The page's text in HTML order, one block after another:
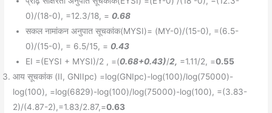
0)/(18-0), =12.3/18, = 0.68
सकल नामांकन अनुपात सूचकांक(MYSI)= (MY-0)/(15-0), =(6.5-
0)/(15-0), = 6.5/15, = 0.43
EI =(EYSI + MYSI)/2 , =(0.68+0.43)/2, =1.11/2, =0.55
आय सूचकांक (II, GNIIpc) =log(GNIpc)-log(100)/log(75000)-
log(100), =log(6829)-log(100)/log(75000)-log(100), =(3.83-
2)/(4.87-2),=1.83/2.87,=0.63